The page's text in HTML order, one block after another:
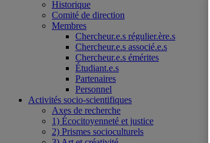
Historique
Comité de direction
Membres
Chercheur.e.s régulier.ère.s
Chercheur.e.s associé.e.s
Chercheur.e.s émérites
Étudiant.e.s
Partenaires
Personnel
Activités socio-scientifiques
Axes de recherche
1) Écocitoyenneté et justice
2) Prismes socioculturels